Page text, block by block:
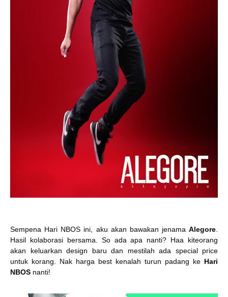
Sempena Hari NBOS ini, aku akan bawakan jenama Alegore
Hasil kolaborasi bersama. So ada apa nanti? Haa kiteorang
akan keluarkan design baru dan mestilah ada special price
untuk korang. Nak harga best kenalah turun padang ke Hari
NBOS nanti!